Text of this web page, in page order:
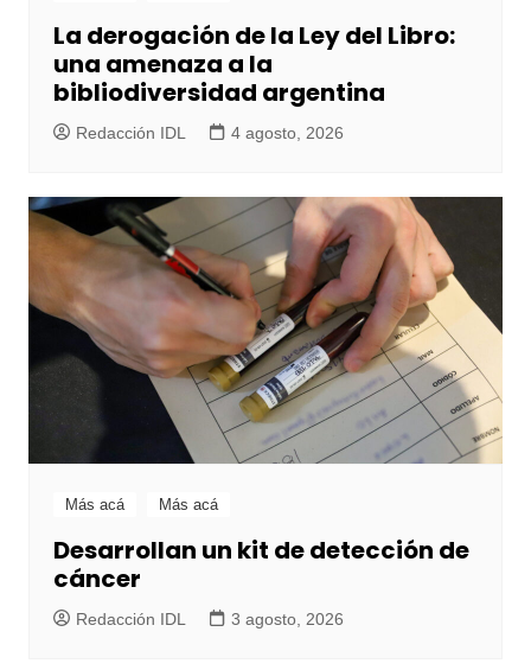
La derogación de la Ley del Libro:
una amenaza a la
bibliodiversidad argentina
Redacción IDL 4 agosto, 2026
Más acá Más acá
Desarrollan un kit de detección de
cáncer
Redacción IDL 3 agosto, 2026